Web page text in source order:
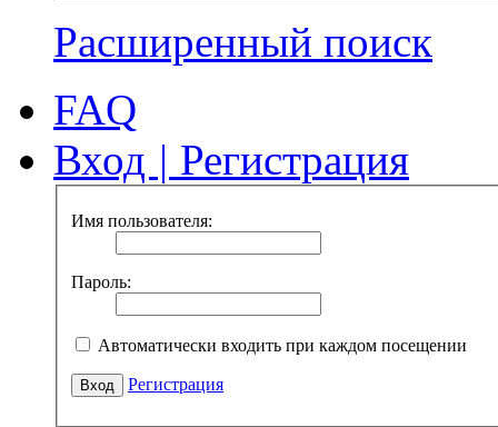
Расширенный поиск
FAQ
Вход | Регистрация
Имя пользователя:
Пароль:
Автоматически входить при каждом посещении
Регистрация